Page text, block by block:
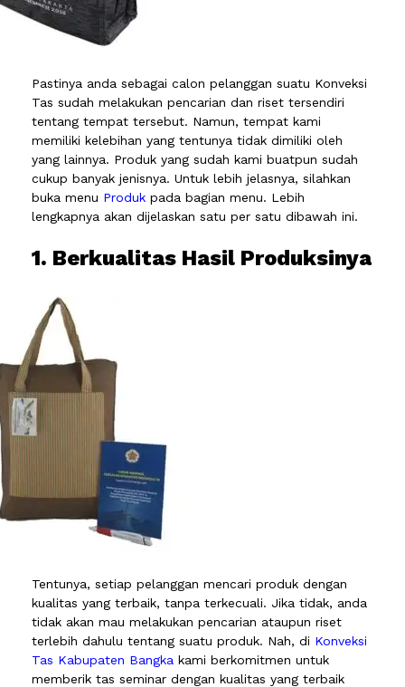
Pastinya anda sebagai calon pelanggan suatu Konveksi
Tas sudah melakukan pencarian dan riset tersendiri
tentang tempat tersebut. Namun, tempat kami
memiliki kelebihan yang tentunya tidak dimiliki oleh
yang lainnya. Produk yang sudah kami buatpun sudah
cukup banyak jenisnya. Untuk lebih jelasnya, silahkan
buka menu Produk pada bagian menu. Lebih
lengkapnya akan dijelaskan satu per satu dibawah ini.
1. Berkualitas Hasil Produksinya
Tentunya, setiap pelanggan mencari produk dengan
kualitas yang terbaik, tanpa terkecuali. Jika tidak, anda
tidak akan mau melakukan pencarian ataupun riset
terlebih dahulu tentang suatu produk. Nah, di Konveksi
Tas Kabupaten Bangka kami berkomitmen untuk
memberik tas seminar dengan kualitas yang terbaik